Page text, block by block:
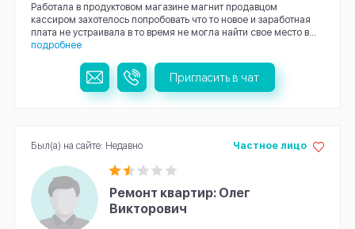
Работала в продуктовом магазине магнит продавцом
кассиром захотелось попробовать что то новое и заработная
плата не устраивала в то время не могла найти свое место в...
подробнее
Пригласить в чат
Ремонт квартир: Олег
Викторович
Частное лицо
Был(а) на сайте: Недавно